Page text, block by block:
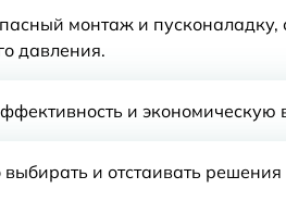
монтаж и пусконаладку,
давления.
и экономическую
и отстаивать